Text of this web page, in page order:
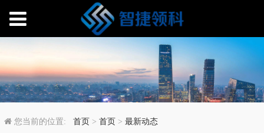
告别复杂建模，创想三
您当前的位置:首页 >首页 >最新动态